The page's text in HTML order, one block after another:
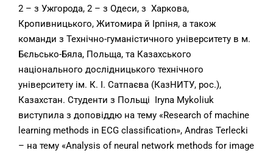
2 – з Ужгорода, 2 – з Одеси, з Харкова,
Кропивницького, Житомира й Ірпіня, а також
команди з Технічно-гуманістичного університету в м.
Бєльсько-Бяла, Польща, та Казахського
національного дослідницького технічного
університету ім. К. І. Сатпаєва (КазНИТУ, рос.),
Казахстан. Студенти з Польщі Iryna Mykoliuk
виступила з доповіддю на тему «Research of machine
learning methods in ECG classification», Andras Terlecki
– на тему «Analysis of neural network methods for image